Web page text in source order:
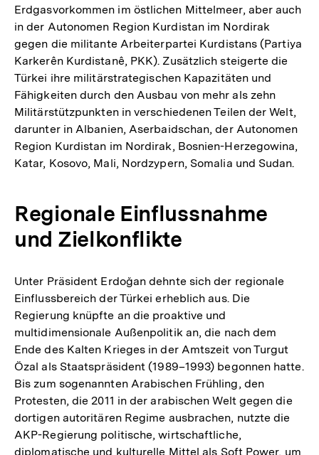
Erdgasvorkommen im östlichen Mittelmeer, aber auch
in der Autonomen Region Kurdistan im Nordirak
gegen die militante Arbeiterpartei Kurdistans (Partiya
Karkerên Kurdistanê, PKK). Zusätzlich steigerte die
Türkei ihre militärstrategischen Kapazitäten und
Fähigkeiten durch den Ausbau von mehr als zehn
Militärstützpunkten in verschiedenen Teilen der Welt,
darunter in Albanien, Aserbaidschan, der Autonomen
Region Kurdistan im Nordirak, Bosnien-Herzegowina,
Katar, Kosovo, Mali, Nordzypern, Somalia und Sudan.
Regionale Einflussnahme
und Zielkonflikte
Unter Präsident Erdoğan dehnte sich der regionale
Einflussbereich der Türkei erheblich aus. Die
Regierung knüpfte an die proaktive und
multidimensionale Außenpolitik an, die nach dem
Ende des Kalten Krieges in der Amtszeit von Turgut
Özal als Staatspräsident (1989–1993) begonnen hatte.
Bis zum sogenannten Arabischen Frühling, den
Protesten, die 2011 in der arabischen Welt gegen die
dortigen autoritären Regime ausbrachen, nutzte die
AKP-Regierung politische, wirtschaftliche,
diplomatische und kulturelle Mittel als Soft Power, um